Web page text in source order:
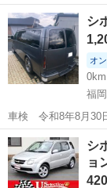
ド2…
東京 昭島市
シ
オ
0km
福
車検 令和8年8月30
ットのみ艶消しブラ
内張に割れ、浮きが
キャプテン、３列目
福岡 行橋市
シ
ョ